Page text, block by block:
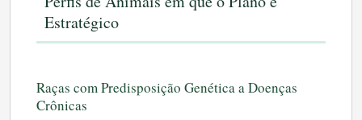
Estratégico
Raças com Predisposição Genética a Doenças
Crônicas